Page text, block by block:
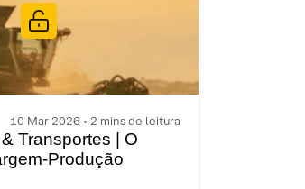
10 Mar 2026 • 2 mins de leitura
Transportes | O
Produção